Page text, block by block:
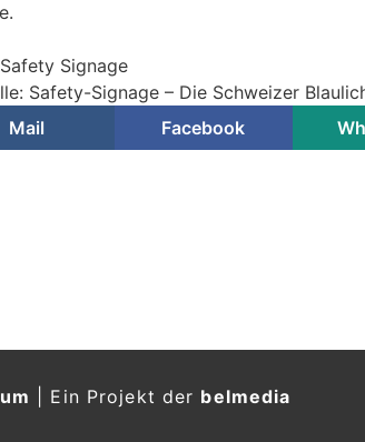
Signage
Safety-Signage – Die Schweizer
Mail
Facebook
Ein Projekt der belmedia